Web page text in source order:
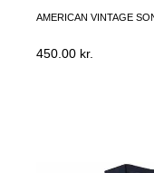
AMERICAN VINTAGE
450.00 kr.